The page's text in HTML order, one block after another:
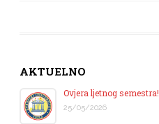
AKTUELNO
Ovjera ljetnog semestra!
25/05/2026